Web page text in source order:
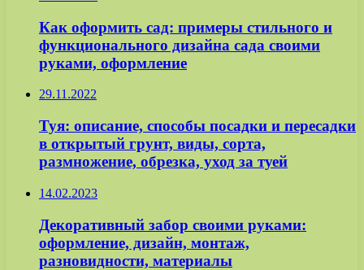
Как оформить сад: примеры стильного и
функционального дизайна сада своими
руками, оформление
29.11.2022
Туя: описание, способы посадки и пересадки
в открытый грунт, виды, сорта,
размножение, обрезка, уход за туей
14.02.2023
Декоративный забор своими руками:
оформление, дизайн, монтаж,
разновидности, материалы